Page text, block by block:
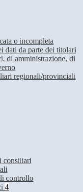
o incompleta
dati da parte dei titolari
di amministrazione, di
regionali/provinciali
consiliari
controllo
4